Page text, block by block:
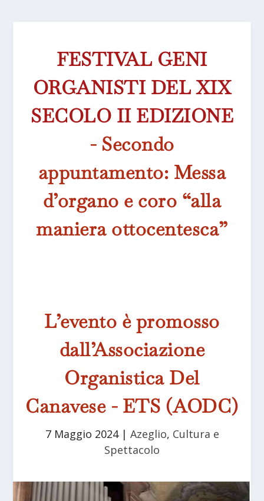
FESTIVAL GENI
ORGANISTI DEL XIX
SECOLO II EDIZIONE
- Secondo
appuntamento: Messa
d’organo e coro “alla
maniera ottocentesca”
L’evento è promosso
dall’Associazione
Organistica Del
Canavese - ETS (AODC)
7 Maggio 2024| Azeglio, Cultura e
Spettacolo